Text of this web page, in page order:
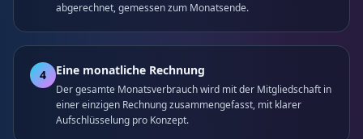
abgerechnet, gemessen zum Monatsende.
4 Eine monatliche Rechnung
Der gesamte Monatsverbrauch wird mit der Mitgliedschaft in
einer einzigen Rechnung zusammengefasst, mit klarer
Aufschlüsselung pro Konzept.